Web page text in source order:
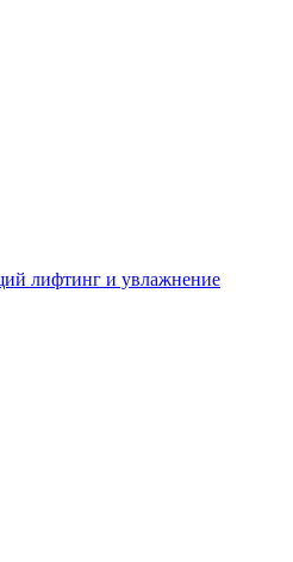
лифтинг и увлажнение